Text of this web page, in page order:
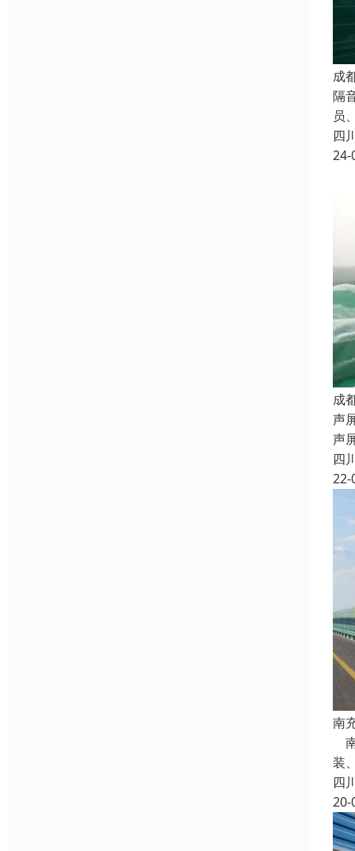
成
隔
员
四
24-
成
声
声
四
22-
南
装
四
20-